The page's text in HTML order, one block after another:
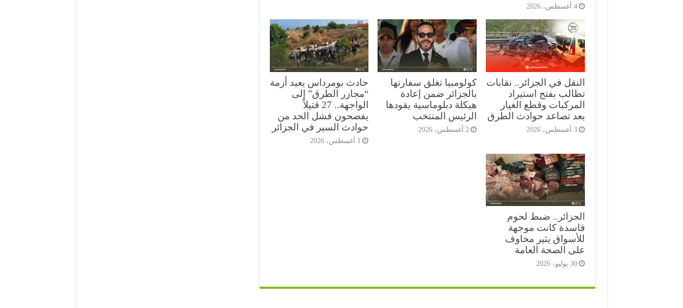
4 أغسطس، 2026
النقل في الجزائر.. نقابات
تطالب بفتح استيراد
المركبات وقطع الغيار
بعد تصاعد حوادث الطرق
3 أغسطس، 2026
كولومبيا تغلق سفارتها
بالجزائر ضمن إعادة
هيكلة دبلوماسية يقودها
الرئيس المنتخب
2 أغسطس، 2026
حادث بومرداس يعيد أزمة
“مجازر الطرق” إلى
الواجهة.. 27 قتيلاً
يفضحون فشل الحد من
حوادث السير في الجزائر
1 أغسطس، 2026
الجزائر.. ضبط لحوم
فاسدة كانت موجهة
للأسواق يثير مخاوف
على الصحة العامة
30 يوليو، 2026